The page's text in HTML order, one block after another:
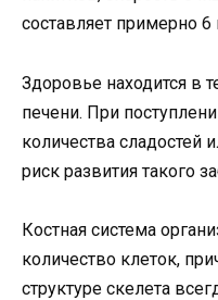
составляет примерно 6
Здоровье находится в
печени. При
количества сладостей
риск развития такого
Костная система
количество клеток,
структуре скелета